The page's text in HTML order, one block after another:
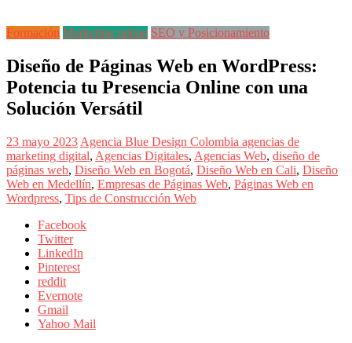
iBlue
Marketing
|
Magazine
de
Publicidad,
Mercadeo
Medios
de
la
Agencia
Blue
Colombia
filiales
América
Latina
Formación Marketing online SEO y Posicionamiento
Diseño de Páginas Web en WordPress:
Potencia tu Presencia Online con una
Solución Versátil
23 mayo 2023 Agencia Blue Design Colombia agencias de
marketing digital, Agencias Digitales, Agencias Web, diseño de
páginas web, Diseño Web en Bogotá, Diseño Web en Cali, Diseño
Web en Medellín, Empresas de Páginas Web, Páginas Web en
Wordpress, Tips de Construcción Web
Facebook
Twitter
LinkedIn
Pinterest
reddit
Evernote
Gmail
Yahoo Mail